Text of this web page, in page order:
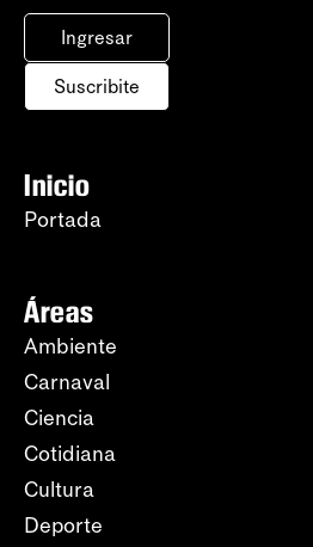
Ingresar
Suscribite
Inicio
Portada
Áreas
Ambiente
Carnaval
Ciencia
Cotidiana
Cultura
Deporte